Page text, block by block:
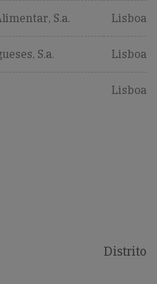
S.a. Lisboa
S.a. Lisboa
Lisboa
Distrito